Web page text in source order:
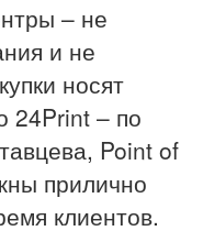
– не
и не
носят
24Print – по
Point of
прилично
клиентов.